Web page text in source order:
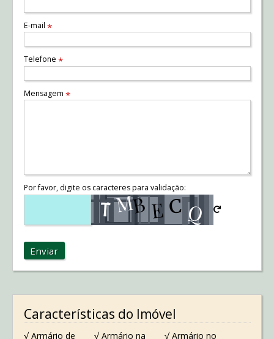
E-mail *
Telefone *
Mensagem *
Por favor, digite os caracteres para validação:
Enviar
Características do Imóvel
√ Armário de √ Armário na √ Armário no